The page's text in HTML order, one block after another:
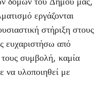
εργάζονται
στήριξη στους
ευχαριστήσω από
συμβολή, καμία
να υλοποιηθεί με